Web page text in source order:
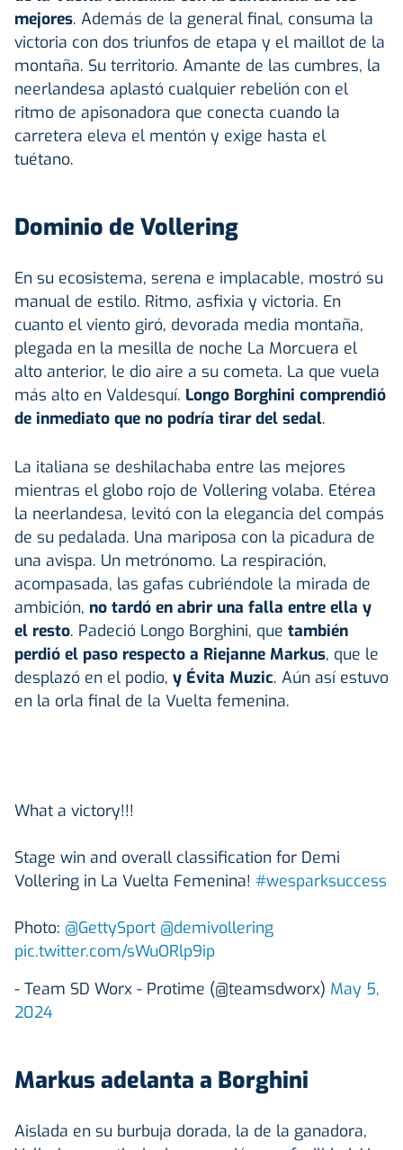
mejores. Además de la general final, consuma la
victoria con dos triunfos de etapa y el maillot de la
montaña. Su territorio. Amante de las cumbres, la
neerlandesa aplastó cualquier rebelión con el
ritmo de apisonadora que conecta cuando la
carretera eleva el mentón y exige hasta el
tuétano.
Dominio de Vollering
En su ecosistema, serena e implacable, mostró su
manual de estilo. Ritmo, asfixia y victoria. En
cuanto el viento giró, devorada media montaña,
plegada en la mesilla de noche La Morcuera el
alto anterior, le dio aire a su cometa. La que vuela
más alto en Valdesquí. Longo Borghini comprendió
de inmediato que no podría tirar del sedal.
La italiana se deshilachaba entre las mejores
mientras el globo rojo de Vollering volaba. Etérea
la neerlandesa, levitó con la elegancia del compás
de su pedalada. Una mariposa con la picadura de
una avispa. Un metrónomo. La respiración,
acompasada, las gafas cubriéndole la mirada de
ambición, no tardó en abrir una falla entre ella y
el resto. Padeció Longo Borghini, que también
perdió el paso respecto a Riejanne Markus, que le
desplazó en el podio, y Évita Muzic. Aún así estuvo
en la orla final de la Vuelta femenina.
What a victory!!!
Stage win and overall classification for Demi
Vollering in La Vuelta Femenina! #wesparksuccess
Photo: @GettySport @demivollering
pic.twitter.com/sWuORlp9ip
- Team SD Worx - Protime (@teamsdworx) May 5,
2024
Markus adelanta a Borghini
Aislada en su burbuja dorada, la de la ganadora,